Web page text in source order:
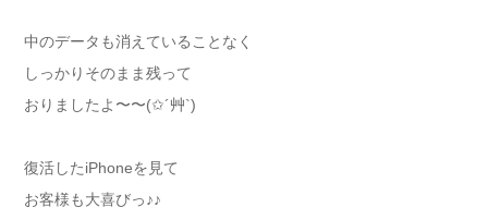
中のデータも消えていることなく
しっかりそのまま残って
おりましたよ〜〜(✩´艸`)
復活したiPhoneを見て
お客様も大喜びっ♪♪